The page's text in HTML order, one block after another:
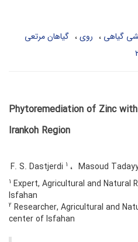
گیاهی روی
گیاهان مرتعی
Phytoremediation of Zinc
Irankoh Region
F. S. Dastjerdi 1 Masoud
1 Expert, Agricultural and Natural
Isfahan
2 Researcher, Agricultural and
center of Isfahan